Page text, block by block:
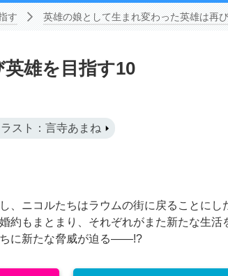
す 英雄の娘として生まれ変わった英雄は再
雄を目指す10
スト：言寺あまね
、ニコルたちはラウムの街に戻ることにし
約もまとまり、それぞれがまた新たな生活
ちに新たな脅威が迫る――!?